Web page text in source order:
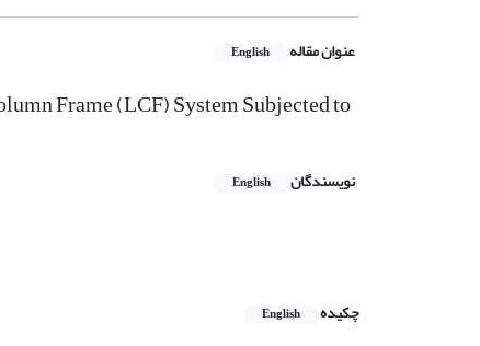
عنوان مقاله English
Frame (LCF) System Subjected to
نویسندگان English
چکیده
English